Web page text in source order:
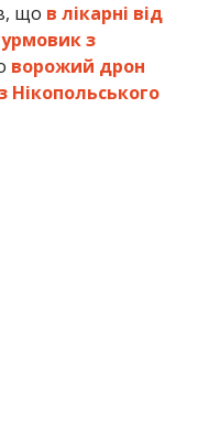
що в лікарні від
з
ворожий дрон
Нікопольського